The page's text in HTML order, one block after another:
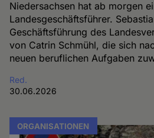
Niedersachsen hat ab morgen
Landesgeschäftsführer.
Geschäftsführung des
von Catrin Schmühl, die sich
neuen beruflichen Aufgaben
Red.
30.06.2026
ORGANISATIONEN